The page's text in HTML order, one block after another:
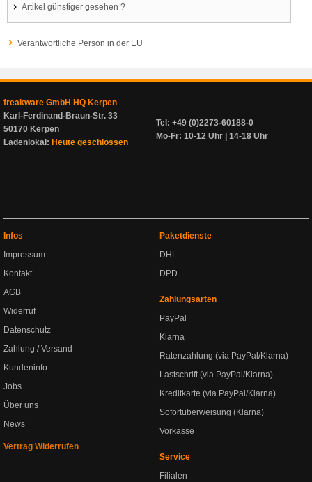
Artikel günstiger gesehen ?
Verantwortliche Person in der EU
freakware GmbH HQ Kerpen
Karl-Ferdinand-Braun-Str. 33
50170 Kerpen
Ladenlokal: Heute geschlossen
Tel: +49 (0)2273-60188-0
Mo-Fr: 10-12 Uhr | 14-18 Uhr
Infos
Impressum
Kontakt
AGB
Widerruf
Datenschutz
Zahlung / Versand
Kundeninfo
Jobs
Über uns
News
Vertrag Widerrufen
Paketdienste
DHL
DPD
Zahlungsarten
PayPal
Klarna
Ratenzahlung (via PayPal/Klarna)
Lastschrift (via PayPal/Klarna)
Kreditkarte (via PayPal/Klarna)
Sofortüberweisung (Klarna)
Vorkasse
Service
Filialen